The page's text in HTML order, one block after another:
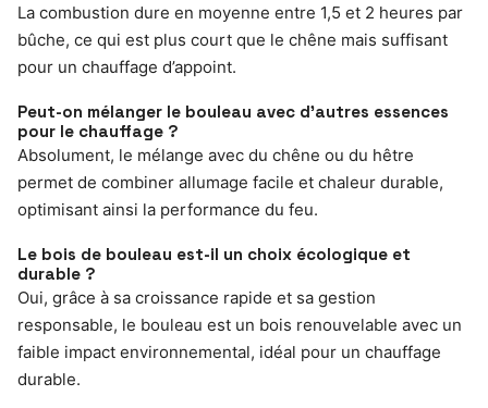
La combustion dure en moyenne entre 1,5 et 2 heures par
bûche, ce qui est plus court que le chêne mais suffisant
pour un chauffage d’appoint.
Peut-on mélanger le bouleau avec d’autres essences
pour le chauffage ?
Absolument, le mélange avec du chêne ou du hêtre
permet de combiner allumage facile et chaleur durable,
optimisant ainsi la performance du feu.
Le bois de bouleau est-il un choix écologique et
durable ?
Oui, grâce à sa croissance rapide et sa gestion
responsable, le bouleau est un bois renouvelable avec un
faible impact environnemental, idéal pour un chauffage
durable.